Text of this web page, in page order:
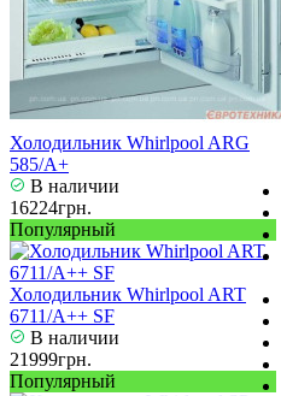
Холодильник Whirlpool ARG
585/A+
В наличии
16224грн.
Популярный
Холодильник Whirlpool ART
6711/A++ SF
В наличии
21999грн.
Популярный